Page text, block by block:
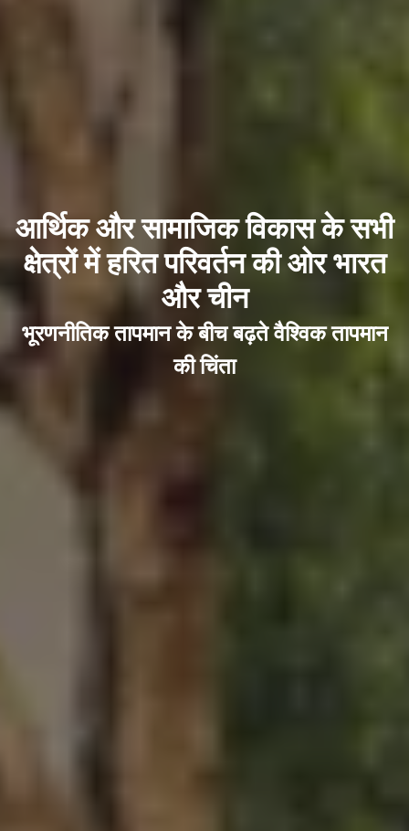
आर्थिक और सामाजिक विकास के सभी
क्षेत्रों में हरित परिवर्तन की ओर भारत
और चीन
भूरणनीतिक तापमान के बीच बढ़ते वैश्विक तापमान
की चिंता